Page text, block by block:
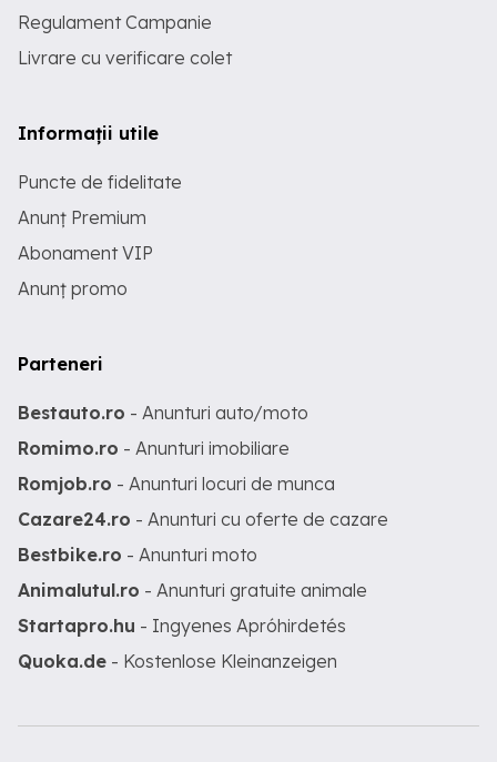
Regulament Campanie
Livrare cu verificare colet
Informații utile
Puncte de fidelitate
Anunț Premium
Abonament VIP
Anunț promo
Parteneri
Bestauto.ro - Anunturi auto/moto
Romimo.ro - Anunturi imobiliare
Romjob.ro - Anunturi locuri de munca
Cazare24.ro - Anunturi cu oferte de cazare
Bestbike.ro - Anunturi moto
Animalutul.ro - Anunturi gratuite animale
Startapro.hu - Ingyenes Apróhirdetés
Quoka.de - Kostenlose Kleinanzeigen